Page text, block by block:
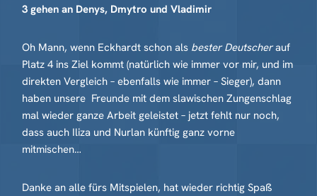
3 gehen an Denys, Dmytro und Vladimir
Oh Mann, wenn Eckhardt schon als bester Deutscherauf
Platz 4 ins Ziel kommt (natürlich wie immer vor mir, und im
direkten Vergleich – ebenfalls wie immer – Sieger), dann
haben unsere Freunde mit dem slawischen Zungenschlag
mal wieder ganze Arbeit geleistet – jetzt fehlt nur noch,
dass auch Iliza und Nurlan künftig ganz vorne
mitmischen…
Danke an alle fürs Mitspielen, hat wieder richtig Spaß